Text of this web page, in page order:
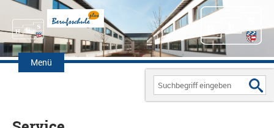
Menü
Zum
Inhalt
Search
for: